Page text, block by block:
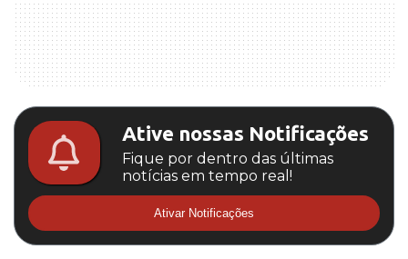
Ative nossas Notificações
Fique por dentro das últimas
notícias em tempo real!
Ativar Notificações